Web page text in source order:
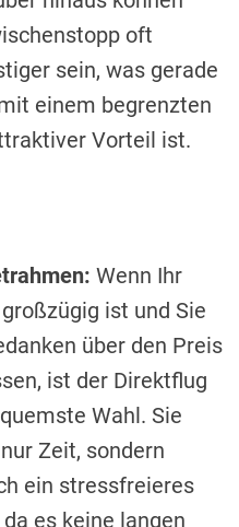
oft
sein, was gerade
einem begrenzten
Vorteil ist.
Wenn Ihr
ist und Sie
über den Preis
ist der Direktflug
Wahl. Sie
Zeit, sondern
ein stressfreieres
es keine langen